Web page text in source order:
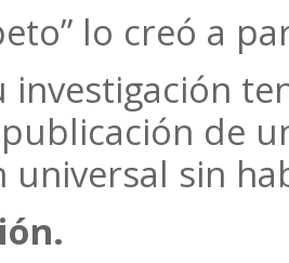
lo creó a
investigación
de
universal sin